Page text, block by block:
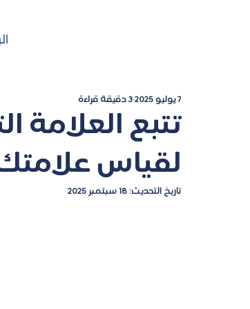
تتبع العلامة
لقياس علامتك
7 يوليو 2025 3 دقيقة قراءة
تاريخ التحديث:18 سبتمبر 2025